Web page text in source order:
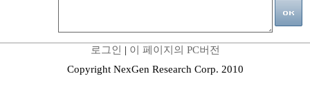
로그인 | 이 페이지의 PC버전
Copyright NexGen Research Corp. 2010